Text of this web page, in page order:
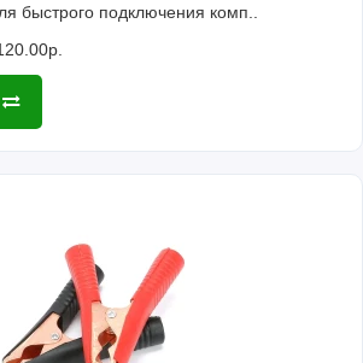
быстрого подключения комп..